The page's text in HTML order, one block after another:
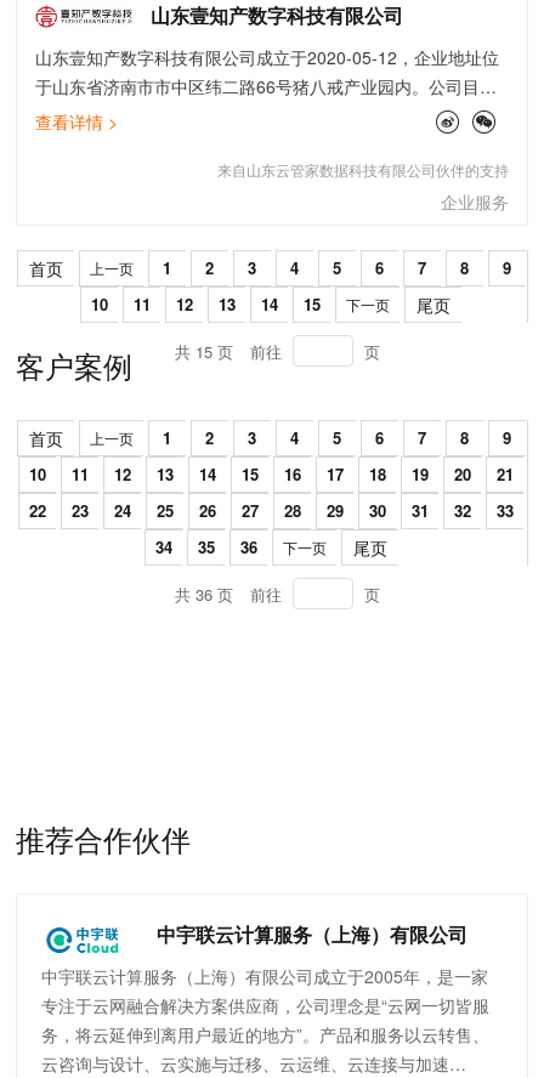
山东壹知产数字科技有限公司
山东壹知产数字科技有限公司成立于2020-05-12，企业地址位
于山东省济南市市中区纬二路66号猪八戒产业园内。公司目前
为山东省电子商务协会会员单位，已获得“企业信用评价AAA级
查看详情 >
来自山东云管家数据科技有限公司伙伴的支持
企业服务
首页 上一页 1 2 3 4 5 6 7 8
9
10
11 12 13 14 15 下一页 尾页
共 15 页 前往 页
客户案例
首页 上一页 1 2 3 4 5 6 7 8
9
10
11 12 13 14 15 16 17 18 19 20
21
22
23 24 25 26 27 28 29 30 31 32
33
34
35 36 下一页 尾页
共 36 页 前往 页
推荐合作伙伴
中宇联云计算服务（上海）有限公司
中宇联云计算服务（上海）有限公司成立于2005年，是一家
专注于云网融合解决方案供应商，公司理念是“云网一切皆服
务，将云延伸到离用户最近的地方”。产品和服务以云转售、
云咨询与设计、云实施与迁移、云运维、云连接与加速